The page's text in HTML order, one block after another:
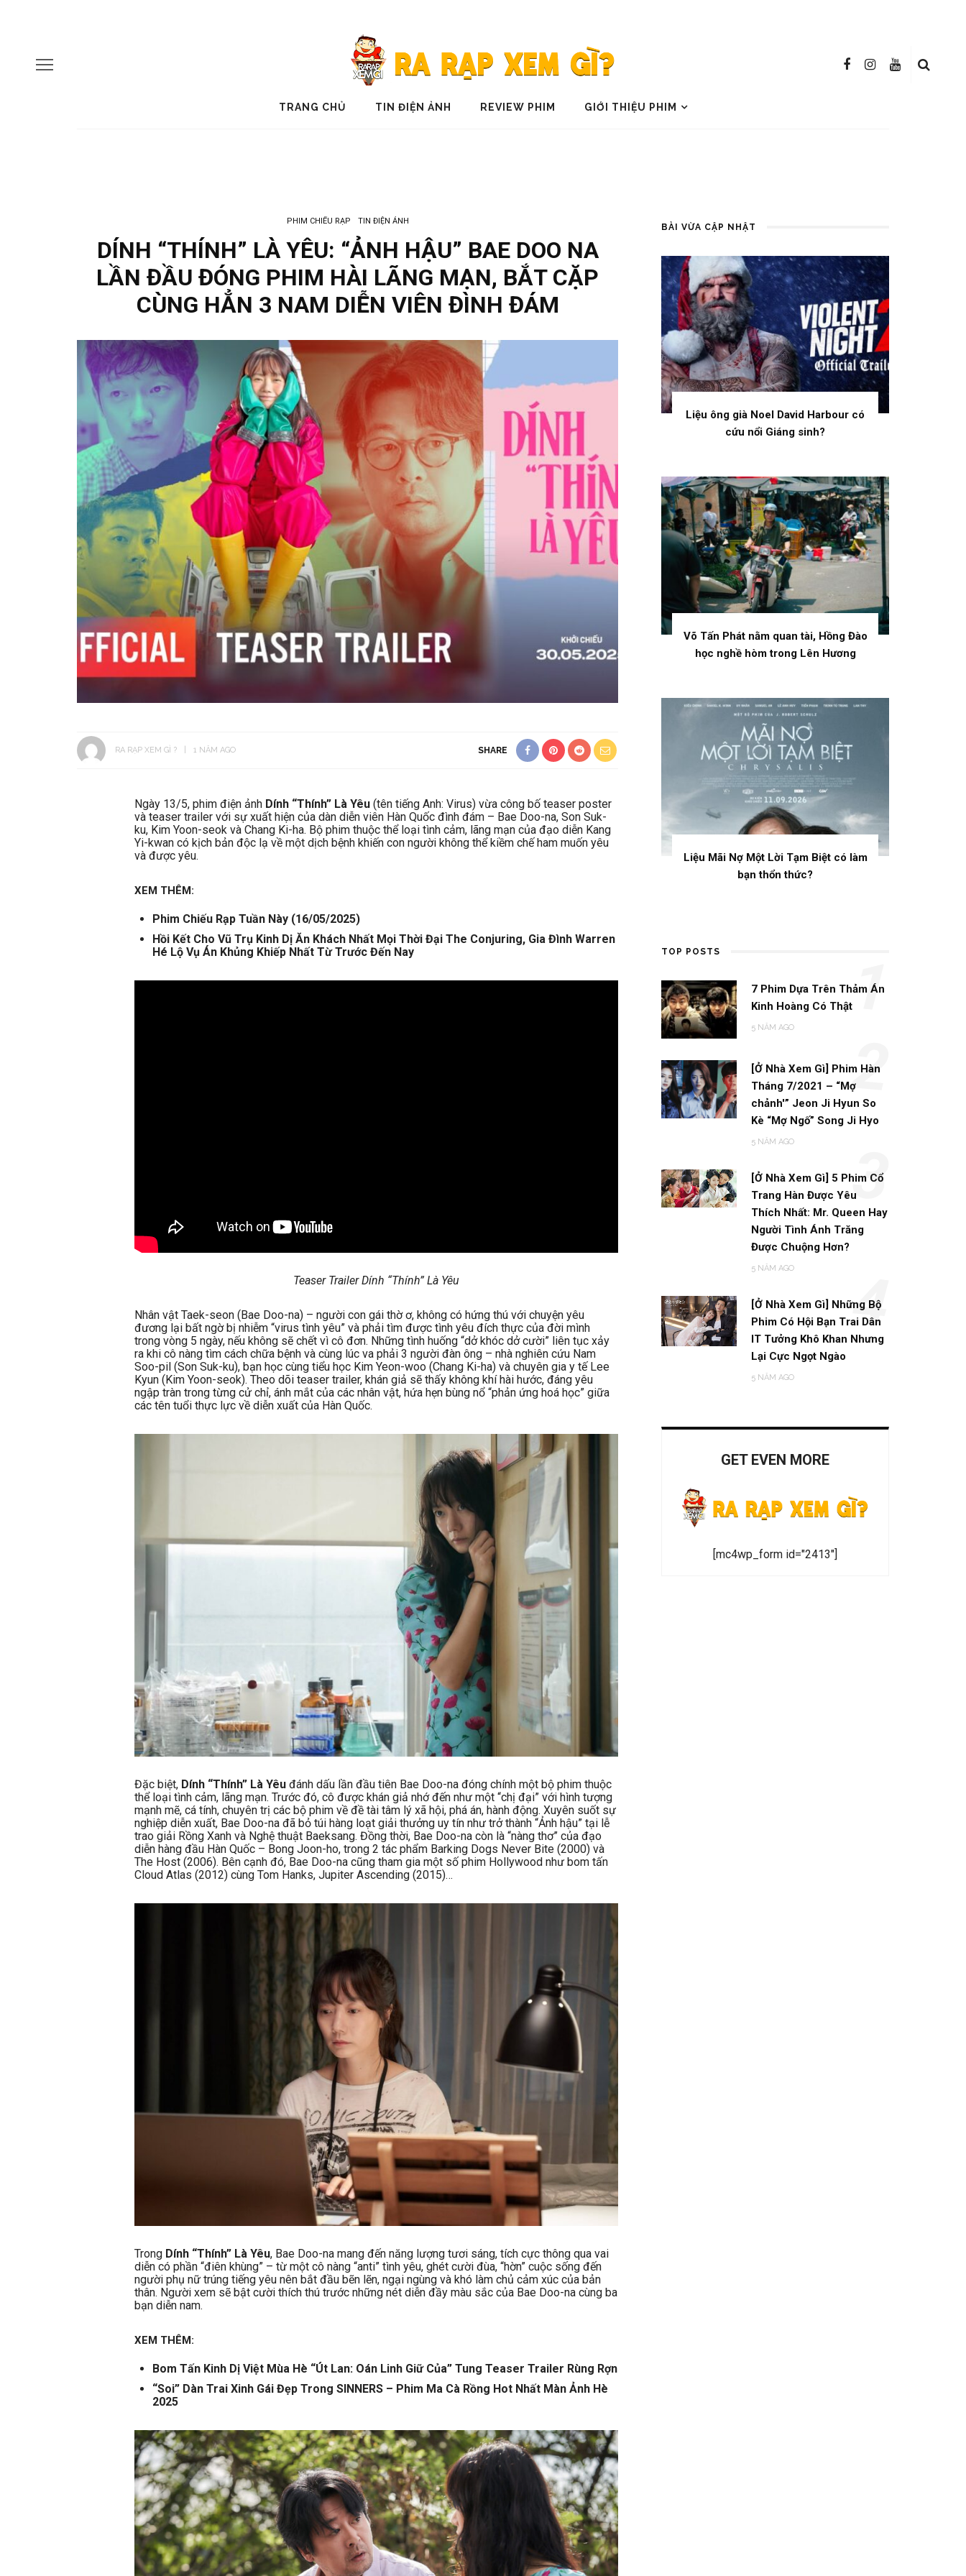
TRANG CHỦ TIN ĐIỆN ẢNH REVIEW PHIM GIỚI THIỆU PHIM
PHIM CHIẾU RẠP TIN ĐIỆN ẢNH
DÍNH “THÍNH” LÀ YÊU: “ẢNH HẬU” BAE DOO NA
LẦN ĐẦU ĐÓNG PHIM HÀI LÃNG MẠN, BẮT CẶP
CÙNG HẲN 3 NAM DIỄN VIÊN ĐÌNH ĐÁM
RA RẠP XEM GÌ ? 1 NĂM AGO SHARE
Ngày 13/5, phim điện ảnh Dính “Thính” Là Yêu (tên tiếng Anh: Virus) vừa công bố teaser poster
và teaser trailer với sự xuất hiện của dàn diễn viên Hàn Quốc đình đám – Bae Doo-na, Son Suk-
ku, Kim Yoon-seok và Chang Ki-ha. Bộ phim thuộc thể loại tình cảm, lãng mạn của đạo diễn Kang
Yi-kwan có kịch bản độc lạ về một dịch bệnh khiến con người không thể kiềm chế ham muốn yêu
và được yêu.
XEM THÊM:
Phim Chiếu Rạp Tuần Này (16/05/2025)
Hồi Kết Cho Vũ Trụ Kinh Dị Ăn Khách Nhất Mọi Thời Đại The Conjuring, Gia Đình Warren
Hé Lộ Vụ Án Khủng Khiếp Nhất Từ Trước Đến Nay
Teaser Trailer Dính “Thính” Là Yêu
Nhân vật Taek-seon (Bae Doo-na) – người con gái thờ ơ, không có hứng thú với chuyện yêu
đương lại bất ngờ bị nhiễm “virus tình yêu” và phải tìm được tình yêu đích thực của đời mình
trong vòng 5 ngày, nếu không sẽ chết vì cô đơn. Những tình huống “dở khóc dở cười” liên tục xảy
ra khi cô nàng tìm cách chữa bệnh và cùng lúc va phải 3 người đàn ông – nhà nghiên cứu Nam
Soo-pil (Son Suk-ku), bạn học cùng tiểu học Kim Yeon-woo (Chang Ki-ha) và chuyên gia y tế Lee
Kyun (Kim Yoon-seok). Theo dõi teaser trailer, khán giả sẽ thấy không khí hài hước, đáng yêu
ngập tràn trong từng cử chỉ, ánh mắt của các nhân vật, hứa hẹn bùng nổ “phản ứng hoá học” giữa
các tên tuổi thực lực về diễn xuất của Hàn Quốc.
Đặc biệt, Dính “Thính” Là Yêu đánh dấu lần đầu tiên Bae Doo-na đóng chính một bộ phim thuộc
thể loại tình cảm, lãng mạn. Trước đó, cô được khán giả nhớ đến như một “chị đại” với hình tượng
mạnh mẽ, cá tính, chuyên trị các bộ phim về đề tài tâm lý xã hội, phá án, hành động. Xuyên suốt sự
nghiệp diễn xuất, Bae Doo-na đã bỏ túi hàng loạt giải thưởng uy tín như trở thành “Ảnh hậu” tại lễ
trao giải Rồng Xanh và Nghệ thuật Baeksang. Đồng thời, Bae Doo-na còn là “nàng thơ” của đạo
diễn hàng đầu Hàn Quốc – Bong Joon-ho, trong 2 tác phẩm Barking Dogs Never Bite (2000) và
The Host (2006). Bên cạnh đó, Bae Doo-na cũng tham gia một số phim Hollywood như bom tấn
Cloud Atlas (2012) cùng Tom Hanks, Jupiter Ascending (2015)…
Trong Dính “Thính” Là Yêu, Bae Doo-na mang đến năng lượng tươi sáng, tích cực thông qua vai
diễn có phần “điên khùng” – từ một cô nàng “anti” tình yêu, ghét cười đùa, “hờn” cuộc sống đến
người phụ nữ trúng tiếng yêu nên bắt đầu bẽn lẽn, ngại ngùng và khó làm chủ cảm xúc của bản
thân. Người xem sẽ bật cười thích thú trước những nét diễn đầy màu sắc của Bae Doo-na cùng ba
bạn diễn nam.
XEM THÊM:
Bom Tấn Kinh Dị Việt Mùa Hè “Út Lan: Oán Linh Giữ Của” Tung Teaser Trailer Rùng Rợn
“Soi” Dàn Trai Xinh Gái Đẹp Trong SINNERS – Phim Ma Cà Rồng Hot Nhất Màn Ảnh Hè
2025
BÀI VỪA CẬP NHẬT
Liệu ông già Noel David Harbour có
cứu nổi Giáng sinh?
Võ Tấn Phát nằm quan tài, Hồng Đào
học nghề hòm trong Lên Hương
Liệu Mãi Nợ Một Lời Tạm Biệt có làm
bạn thổn thức?
TOP POSTS
7 Phim Dựa Trên Thảm Án
Kinh Hoàng Có Thật
5 NĂM AGO
1
[Ở Nhà Xem Gì] Phim Hàn
Tháng 7/2021 – “Mợ
chảnh'” Jeon Ji Hyun So
Kè “Mợ Ngố” Song Ji Hyo
5 NĂM AGO
2
[Ở Nhà Xem Gì] 5 Phim Cổ
Trang Hàn Được Yêu
Thích Nhất: Mr. Queen Hay
Người Tình Ánh Trăng
Được Chuộng Hơn?
5 NĂM AGO
3
[Ở Nhà Xem Gì] Những Bộ
Phim Có Hội Bạn Trai Dân
IT Tưởng Khô Khan Nhưng
Lại Cực Ngọt Ngào
5 NĂM AGO
4
GET EVEN MORE
[mc4wp_form id="2413"]